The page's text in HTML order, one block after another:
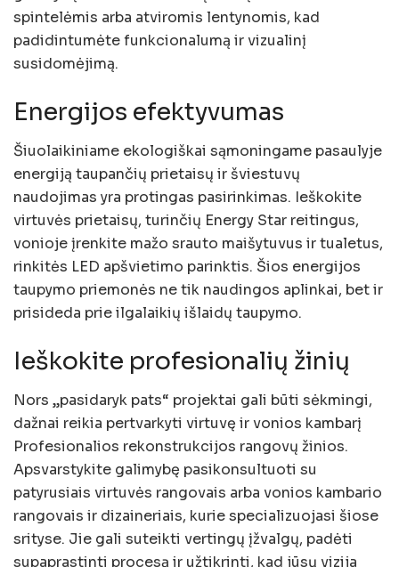
spintelėmis arba atviromis lentynomis, kad
padidintumėte funkcionalumą ir vizualinį
susidomėjimą.
Energijos efektyvumas
Šiuolaikiniame ekologiškai sąmoningame pasaulyje
energiją taupančių prietaisų ir šviestuvų
naudojimas yra protingas pasirinkimas. Ieškokite
virtuvės prietaisų, turinčių Energy Star reitingus,
vonioje įrenkite mažo srauto maišytuvus ir tualetus,
rinkitės LED apšvietimo parinktis. Šios energijos
taupymo priemonės ne tik naudingos aplinkai, bet ir
prisideda prie ilgalaikių išlaidų taupymo.
Ieškokite profesionalių žinių
Nors „pasidaryk pats“ projektai gali būti sėkmingi,
dažnai reikia pertvarkyti virtuvę ir vonios kambarį
Profesionalios rekonstrukcijos rangovų žinios.
Apsvarstykite galimybę pasikonsultuoti su
patyrusiais virtuvės rangovais arba vonios kambario
rangovais ir dizaineriais, kurie specializuojasi šiose
srityse. Jie gali suteikti vertingų įžvalgų, padėti
supaprastinti procesą ir užtikrinti, kad jūsų vizija